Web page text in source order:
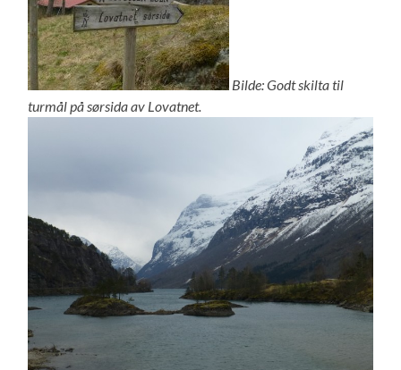
Bilde: Godt skilta til
turmål på sørsida av Lovatnet.